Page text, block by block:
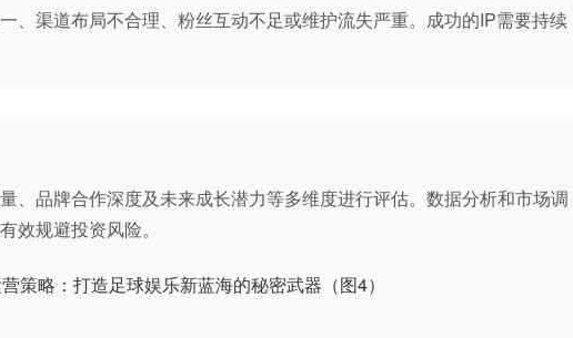
、渠道布局不合理、粉丝互动不足或维护流失严重。成功的IP需要持续
、品牌合作深度及未来成长潜力等多维度进行评估。数据分析和市场调
效规避投资风险。